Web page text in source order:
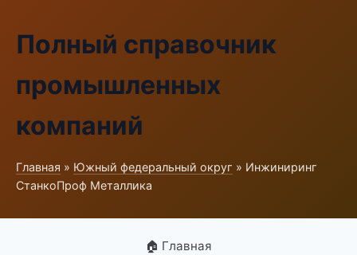
Полный справочник
промышленных
компаний
Главная » Южный федеральный округ » Инжиниринг
СтанкоПроф Металлика
🏠 Главная